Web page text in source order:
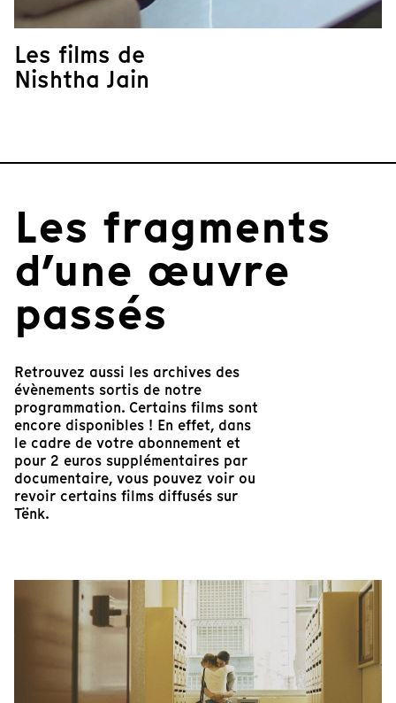
Les films de
Nishtha Jain
Les fragments
d’une œuvre
passés
Retrouvez aussi les archives des
évènements sortis de notre
programmation. Certains films sont
encore disponibles ! En effet, dans
le cadre de votre abonnement et
pour 2 euros supplémentaires par
documentaire, vous pouvez voir ou
revoir certains films diffusés sur
Tënk.